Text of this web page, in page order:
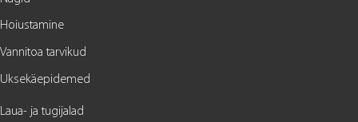
Hoiustamine
Vannitoa tarvikud
Uksekäepidemed
Laua- ja tugijalad